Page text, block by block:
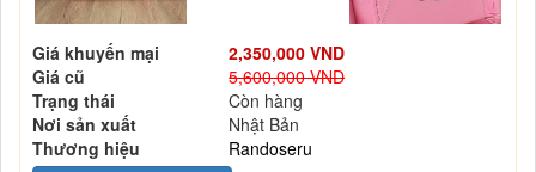
Giá khuyến mại
2,350,000 VND
Giá cũ
5,600,000 VND
Trạng thái
Còn hàng
Nơi sản xuất
Nhật Bản
Thương hiệu
Randoseru